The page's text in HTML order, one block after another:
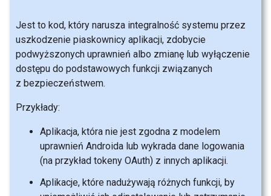
Jest to kod, który narusza integralność systemu przez
uszkodzenie piaskownicy aplikacji, zdobycie
podwyższonych uprawnień albo zmianę lub wyłączenie
dostępu do podstawowych funkcji związanych
z bezpieczeństwem.
Przykłady:
Aplikacja, która nie jest zgodna z modelem
uprawnień Androida lub wykrada dane logowania
(na przykład tokeny OAuth) z innych aplikacji.
Aplikacje, które nadużywają różnych funkcji, by